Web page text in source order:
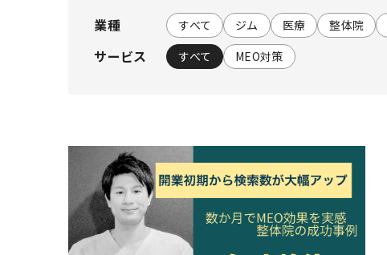
業種 すべて ジム 医療 整体院
サービス すべて MEO対策